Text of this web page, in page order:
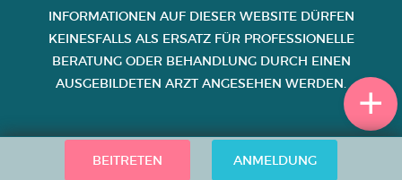
BEITRETEN ANMELDUNG
NFORMATIONEN AUF DIESER WEBSITE DÜRFEN K
EINESFALLS ALS ERSATZ FÜR PROFESSIONELLE B
ERATUNG ODER BEHANDLUNG DURCH EINEN A
USGEBILDETEN ARZT ANGESEHEN WERDEN.